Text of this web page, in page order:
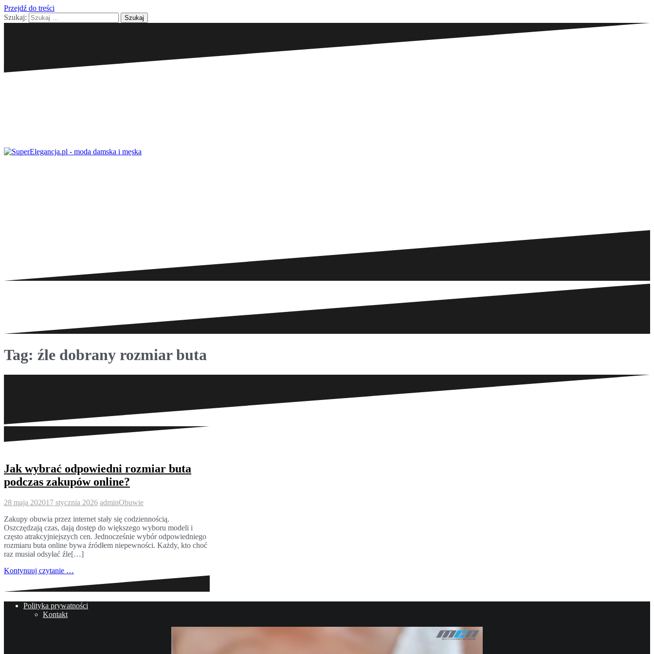
Przejdź do treści
Szukaj:
Tag: źle dobrany rozmiar buta
Jak wybrać odpowiedni rozmiar buta
podczas zakupów online?
28 maja 202017 stycznia 2026 adminObuwie
Zakupy obuwia przez internet stały się codziennością.
Oszczędzają czas, dają dostęp do większego wyboru modeli i
często atrakcyjniejszych cen. Jednocześnie wybór odpowiedniego
rozmiaru buta online bywa źródłem niepewności. Każdy, kto choć
raz musiał odsyłać źle[…]
Kontynuuj czytanie …
Polityka prywatności
Kontakt